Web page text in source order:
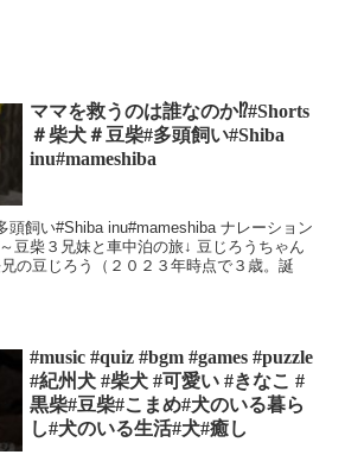
ママを救うのは誰なのか⁉️#Shorts
＃柴犬＃豆柴#多頭飼い#Shiba
inu#mameshiba
頭飼い#Shiba inu#mameshiba ナレーション
豆柴３兄妹と車中泊の旅↓ 豆じろうちゃん
豆じろう（２０２３年時点で３歳。誕
#music #quiz #bgm #games #puzzle
#紀州犬 #柴犬 #可愛い #きなこ #
黒柴#豆柴#こまめ#犬のいる暮ら
し#犬のいる生活#犬#癒し